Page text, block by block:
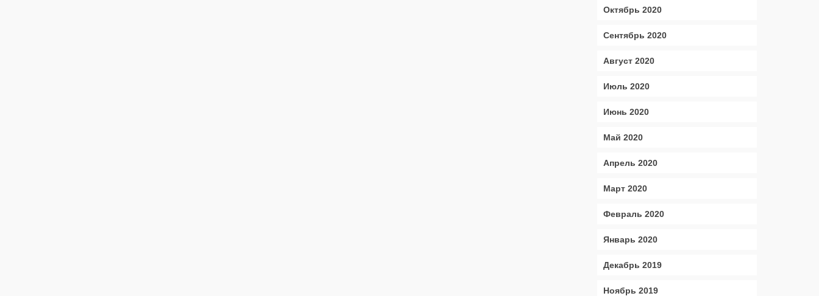
Октябрь 2020
Сентябрь 2020
Август 2020
Июль 2020
Июнь 2020
Май 2020
Апрель 2020
Март 2020
Февраль 2020
Январь 2020
Декабрь 2019
Ноябрь 2019